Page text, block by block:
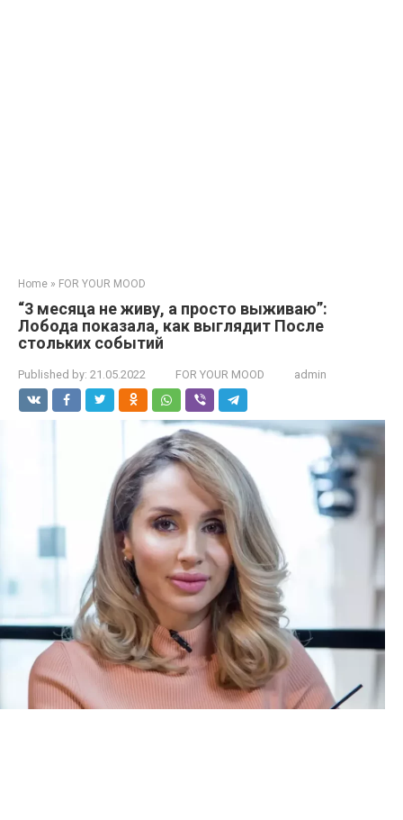
Home » FOR YOUR MOOD
“3 месяца не живу, а просто выживаю”:
Лобода показала, как выглядит После
стольких событий
Published by: 21.05.2022 FOR YOUR MOOD admin